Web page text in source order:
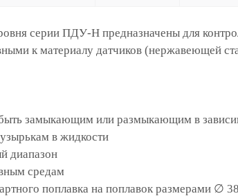
серии ПДУ­-Н предназначены для
к материалу датчиков (нержавеющей
замыкающим или размыкающим в
в жидкости
диапазон
средам
поплавка на поплавок размерами ∅